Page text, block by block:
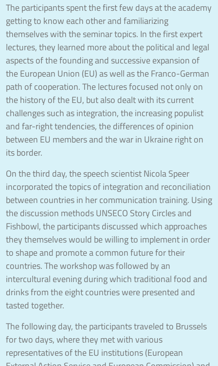
The participants spent the first few days at the academy
getting to know each other and familiarizing
themselves with the seminar topics. In the first expert
lectures, they learned more about the political and legal
aspects of the founding and successive expansion of
the European Union (EU) as well as the Franco-German
path of cooperation. The lectures focused not only on
the history of the EU, but also dealt with its current
challenges such as integration, the increasing populist
and far-right tendencies, the differences of opinion
between EU members and the war in Ukraine right on
its border.
On the third day, the speech scientist Nicola Speer
incorporated the topics of integration and reconciliation
between countries in her communication training. Using
the discussion methods UNSECO Story Circles and
Fishbowl, the participants discussed which approaches
they themselves would be willing to implement in order
to shape and promote a common future for their
countries. The workshop was followed by an
intercultural evening during which traditional food and
drinks from the eight countries were presented and
tasted together.
The following day, the participants traveled to Brussels
for two days, where they met with various
representatives of the EU institutions (European